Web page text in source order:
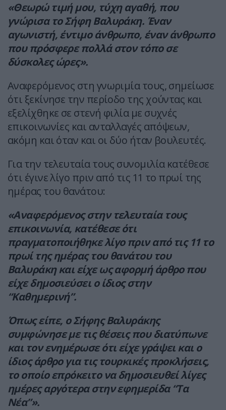
«Θεωρώ τιμή μου, τύχη αγαθή, που
γνώρισα το Σήφη Βαλυράκη. Έναν
αγωνιστή, έντιμο άνθρωπο, έναν άνθρωπο
που πρόσφερε πολλά στον τόπο σε
δύσκολες ώρες».
Αναφερόμενος στη γνωριμία τους, σημείωσε
ότι ξεκίνησε την περίοδο της χούντας και
εξελίχθηκε σε στενή φιλία με συχνές
επικοινωνίες και ανταλλαγές απόψεων,
ακόμη και όταν και οι δύο ήταν βουλευτές.
Για την τελευταία τους συνομιλία κατέθεσε
ότι έγινε λίγο πριν από τις 11 το πρωί της
ημέρας του θανάτου:
«Αναφερόμενος στην τελευταία τους
επικοινωνία, κατέθεσε ότι
πραγματοποιήθηκε λίγο πριν από τις 11 το
πρωί της ημέρας του θανάτου του
Βαλυράκη και είχε ως αφορμή άρθρο που
είχε δημοσιεύσει ο ίδιος στην
“Καθημερινή”.
Όπως είπε, ο Σήφης Βαλυράκης
συμφώνησε με τις θέσεις που διατύπωνε
και τον ενημέρωσε ότι είχε γράψει και ο
ίδιος άρθρο για τις τουρκικές προκλήσεις,
το οποίο επρόκειτο να δημοσιευθεί λίγες
ημέρες αργότερα στην εφημερίδα “Τα
Νέα”».